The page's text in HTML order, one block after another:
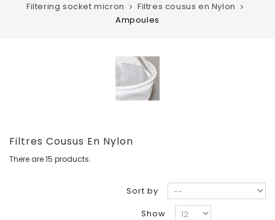
Filtering socket micron
Filtres cousus en Nylon
Ampoules
Filtres Cousus En Nylon
There are 15 products.
Sort by
Show